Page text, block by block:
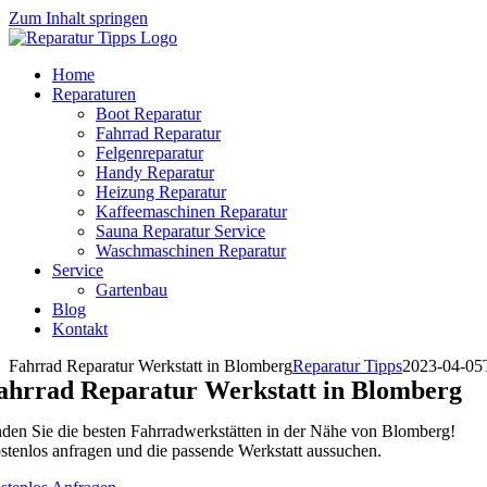
Zum Inhalt springen
Home
Reparaturen
Boot Reparatur
Fahrrad Reparatur
Felgenreparatur
Handy Reparatur
Heizung Reparatur
Kaffeemaschinen Reparatur
Sauna Reparatur Service
Waschmaschinen Reparatur
Service
Gartenbau
Blog
Kontakt
Fahrrad Reparatur Werkstatt in BlombergReparatur Tipps2023-04-
Reparatur Werkstatt in Blomberg
Sie die besten Fahrradwerkstätten in der Nähe von Blomberg!
anfragen und die passende Werkstatt aussuchen.